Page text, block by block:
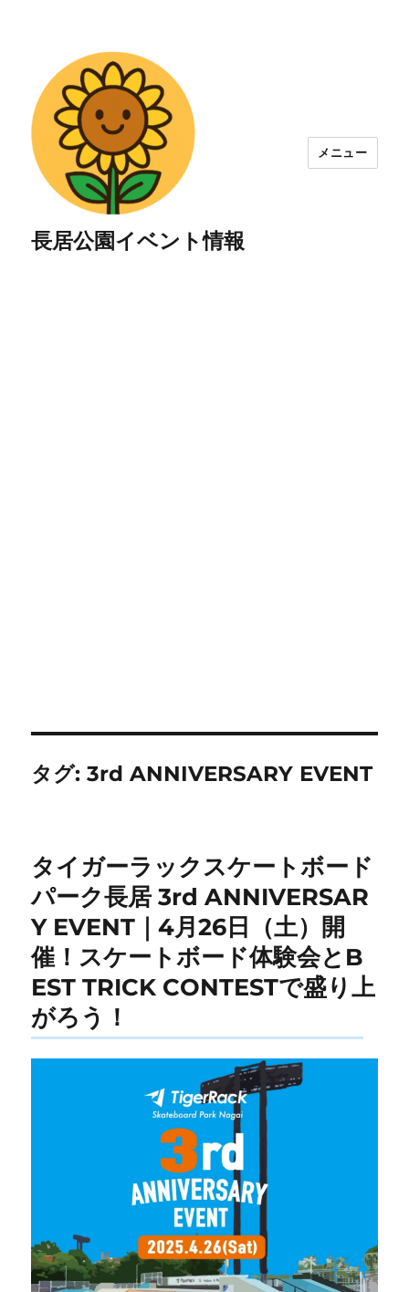
長居公園イベント情報
メニュー
タグ:3rd ANNIVERSARY EVENT
タイガーラックスケートボード
パーク長居 3rd ANNIVERSAR
Y EVENT｜4月26日（土）開
催！スケートボード体験会とB
EST TRICK CONTESTで盛り上
がろう！